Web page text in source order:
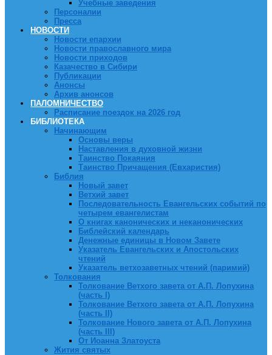
Учебные заведения
Персоналии
Пресса
НОВОСТИ
Новости епархии
Новости православного мира
Новости приходов
Казачество в Сибири
Публикации
Анонсы
Архив анонсов
ПАЛОМНИЧЕСТВО
Расписание поездок на 2026 год
БИБЛИОТЕКА
Начинающим
Основы веры
Наставления в духовной жизни
Таинство Покаяния
Таинство Причащения (Евхаристия)
Библия
Новый завет
Ветхий завет
Последовательность Евангельских событий по
четырем евангелистам
О книгах канонических и неканонических
Библейский календарь
Денежные единицы в Новом Завете
Указатель Евангельских и Апостольских
чтений
Указатель ветхозаветных чтений (паримий)
Толкования
Толкование Ветхого завета от А.П. Лопухина
(часть I)
Толкование Ветхого завета от А.П. Лопухина
(часть II)
Толкование Нового завета от А.П. Лопухина
(часть III)
От Иоанна Златоуста
Жития святых